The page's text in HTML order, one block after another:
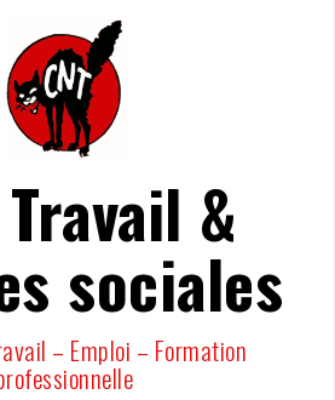
&
sociales
– Emploi – Formation